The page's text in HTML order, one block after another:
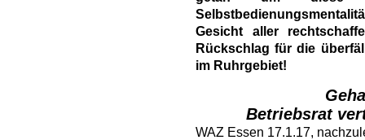
Gesicht aller
Rückschlag für die
im Ruhrgebiet!
Betriebsrat
WAZ Essen 17.1.17,